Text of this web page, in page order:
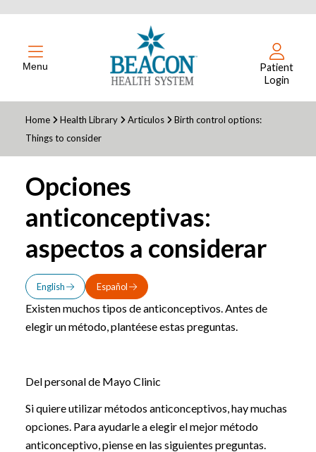
Menu
Patient
Login
Home Health Library Articulos
Birth control options:
Things to consider
Opciones
anticonceptivas:
aspectos a considerar
English Español
Existen muchos tipos de anticonceptivos. Antes de
elegir un método, plantéese estas preguntas.
Del personal de Mayo Clinic
Si quiere utilizar métodos anticonceptivos, hay muchas
opciones. Para ayudarle a elegir el mejor método
anticonceptivo, piense en las siguientes preguntas.